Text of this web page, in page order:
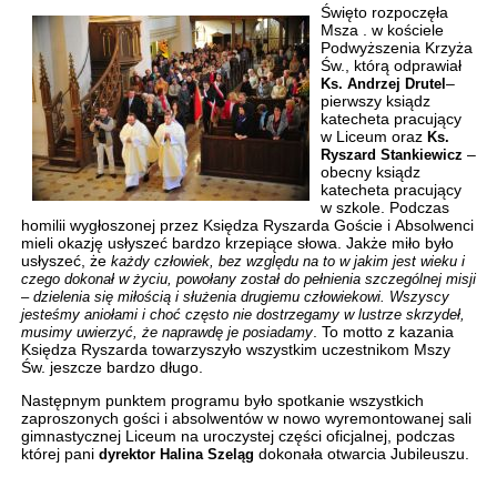
Święto rozpoczęła
Msza . w kościele
Podwyższenia Krzyża
Św., którą odprawiał
Ks. Andrzej Drutel –
pierwszy ksiądz
katecheta pracujący
w Liceum oraz Ks.
Ryszard Stankiewicz –
obecny ksiądz
katecheta pracujący
w szkole. Podczas
homilii wygłoszonej przez Księdza Ryszarda Goście i Absolwenci
mieli okazję usłyszeć bardzo krzepiące słowa. Jakże miło było
usłyszeć, że każdy człowiek, bez względu na to w jakim jest wieku i
czego dokonał w życiu, powołany został do pełnienia szczególnej misji
– dzielenia się miłością i służenia drugiemu człowiekowi. Wszyscy
jesteśmy aniołami i choć często nie dostrzegamy w lustrze skrzydeł,
musimy uwierzyć, że naprawdę je posiadamy. To motto z kazania
Księdza Ryszarda towarzyszyło wszystkim uczestnikom Mszy
Św. jeszcze bardzo długo.
Następnym punktem programu było spotkanie wszystkich
zaproszonych gości i absolwentów w nowo wyremontowanej sali
gimnastycznej Liceum na uroczystej części oficjalnej, podczas
której pani dyrektor Halina Szeląg dokonała otwarcia Jubileuszu.